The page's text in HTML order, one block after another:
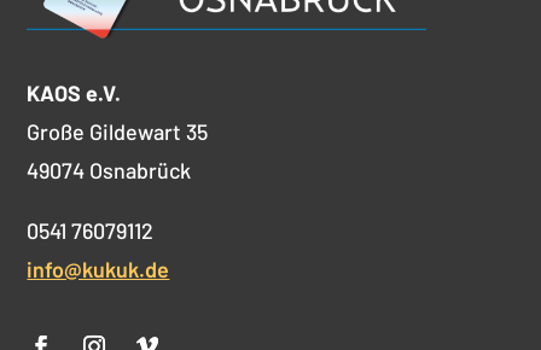
KAOS e.V.
Große Gildewart 35
49074 Osnabrück
0541 76079112
info@kukuk.de